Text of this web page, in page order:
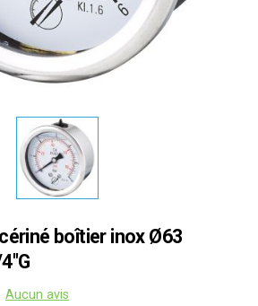
boîtier inox Ø63
Aucun avis